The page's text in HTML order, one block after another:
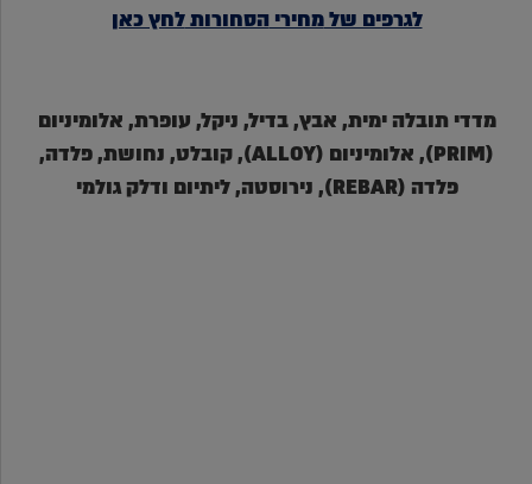
לגרפים שלמחיריהסחורותלחץ כאן
מדדי תובלה ימית, אבץ, בדיל, ניקל, עופרת, אלומיניום
(PRIM), אלומיניום (ALLOY), קובלט, נחושת, פלדה,
פלדה (REBAR), נירוסטה, ליתיום ודלק גולמי